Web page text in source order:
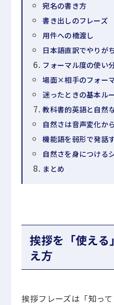
宛名の書き方
書き出しのフレーズ
用件への橋渡し
日本語直訳でやりが
フォーマル度の使い
場面×相手のフォー
迷ったときの基本ル
教科書的英語と自然
自然さは音声変化か
機能語を弱形で発話
自然さを身につける
まとめ
挨拶を「使え
え方
挨拶フレーズは「知っ